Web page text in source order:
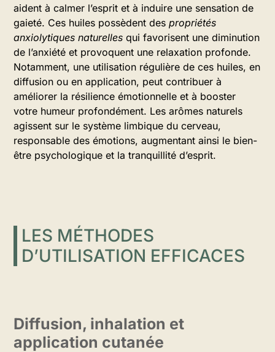
aident à calmer l’esprit et à induire une sensation de
gaieté. Ces huiles possèdent des propriétés
anxiolytiques naturelles qui favorisent une diminution
de l’anxiété et provoquent une relaxation profonde.
Notamment, une utilisation régulière de ces huiles, en
diffusion ou en application, peut contribuer à
améliorer la résilience émotionnelle et à booster
votre humeur profondément. Les arômes naturels
agissent sur le système limbique du cerveau,
responsable des émotions, augmentant ainsi le bien-
être psychologique et la tranquillité d’esprit.
LES MÉTHODES
D’UTILISATION EFFICACES
Diffusion, inhalation et
application cutanée